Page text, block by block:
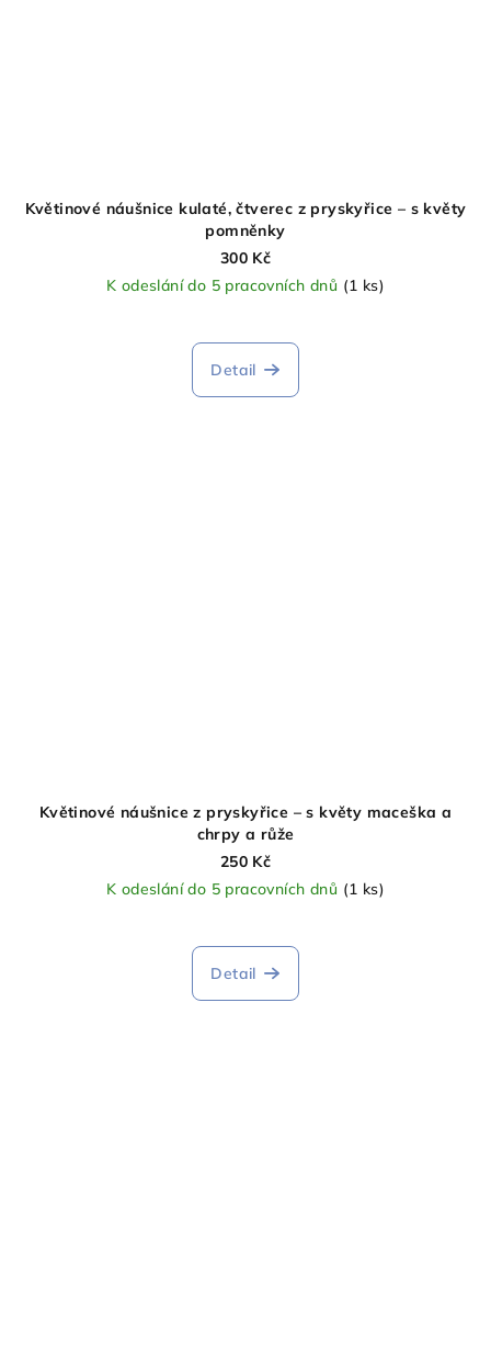
Květinové náušnice kulaté, čtverec z pryskyřice – s květy
pomněnky
300 Kč
K odeslání do 5 pracovních dnů (1 ks)
hodnocení
produktu
Detail
Květinové náušnice z pryskyřice – s květy maceška a
chrpy a růže
250 Kč
K odeslání do 5 pracovních dnů (1 ks)
Detail